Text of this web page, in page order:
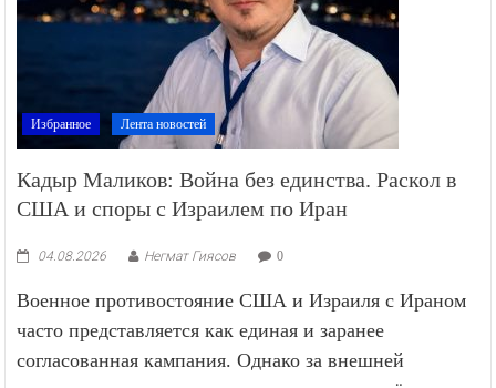
Избранное Лента новостей
Кадыр Маликов: Война без единства. Раскол в
США и споры с Израилем по Иран
04.08.2026 Негмат Гиясов 0
Военное противостояние США и Израиля с Ираном
часто представляется как единая и заранее
согласованная кампания. Однако за внешней